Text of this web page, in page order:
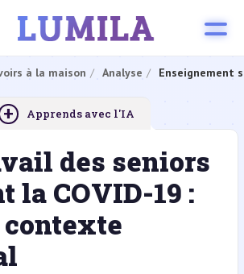
à la maison Analyse Enseignement
+ Apprends avec l'IA
des seniors
la COVID-19 :